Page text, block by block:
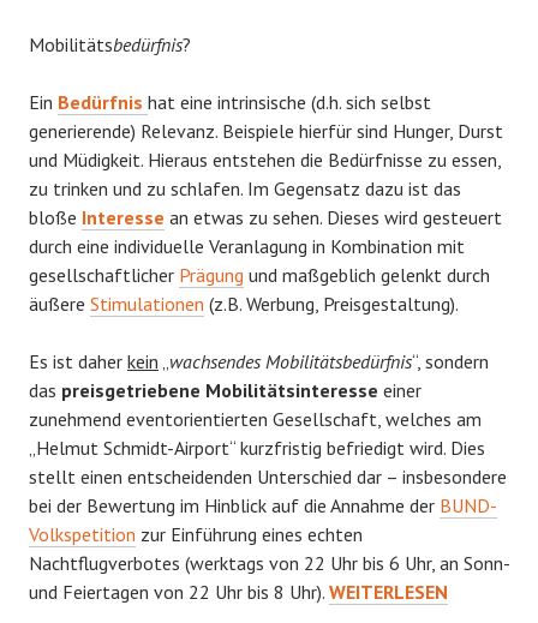
Mobilitätsbedürfnis?
Ein Bedürfnis hat eine intrinsische (d.h. sich selbst
generierende) Relevanz. Beispiele hierfür sind Hunger, Durst
und Müdigkeit. Hieraus entstehen die Bedürfnisse zu essen,
zu trinken und zu schlafen. Im Gegensatz dazu ist das
bloße Interesse an etwas zu sehen. Dieses wird gesteuert
durch eine individuelle Veranlagung in Kombination mit
gesellschaftlicher Prägung und maßgeblich gelenkt durch
äußere Stimulationen (z.B. Werbung, Preisgestaltung).
Es ist daher kein „wachsendes Mobilitätsbedürfnis“, sondern
das preisgetriebene Mobilitätsinteresse einer
zunehmend eventorientierten Gesellschaft, welches am
„Helmut Schmidt-Airport“ kurzfristig befriedigt wird. Dies
stellt einen entscheidenden Unterschied dar – insbesondere
bei der Bewertung im Hinblick auf die Annahme der BUND-
Volkspetition zur Einführung eines echten
Nachtflugverbotes (werktags von 22 Uhr bis 6 Uhr, an Sonn-
und Feiertagen von 22 Uhr bis 8 Uhr). MAILAND
WEITERLESEN